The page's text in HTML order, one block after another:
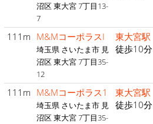
沼区 東大宮 7丁目13-
7
111m M&MコーポラスI
埼玉県 さいたま市 見
沼区 東大宮 7丁目35-
12
東大宮駅
徒歩10分
111m M&Mコーポラス1
埼玉県 さいたま市 見
沼区 東大宮 7丁目35-
東大宮駅
徒歩10分